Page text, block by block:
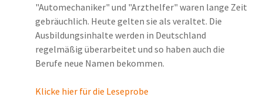
"Automechaniker" und "Arzthelfer" waren lange Zeit
gebräuchlich. Heute gelten sie als veraltet. Die
Ausbildungsinhalte werden in Deutschland
regelmäßig überarbeitet und so haben auch die
Berufe neue Namen bekommen.
Klicke hier für die Leseprobe